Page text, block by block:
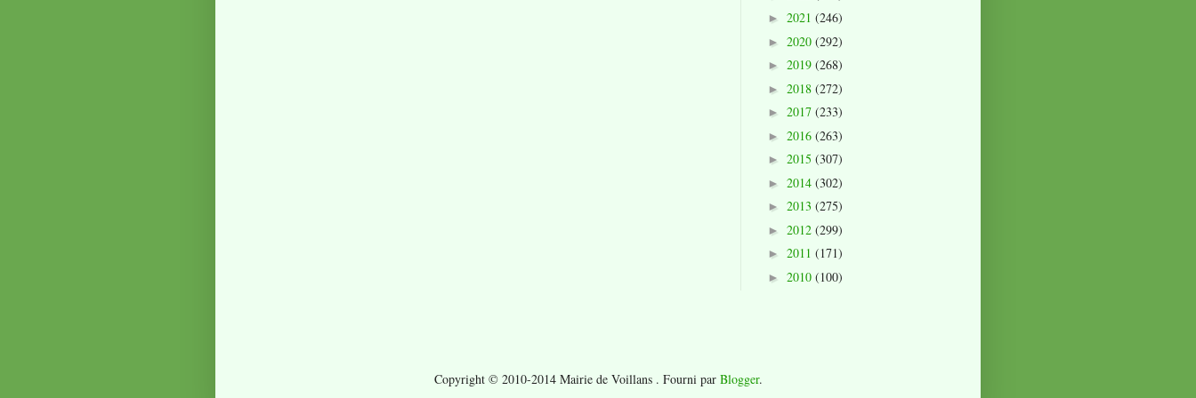
► 2021 (246)
► 2020 (292)
► 2019 (268)
► 2018 (272)
► 2017 (233)
► 2016 (263)
► 2015 (307)
► 2014 (302)
► 2013 (275)
► 2012 (299)
► 2011 (171)
► 2010 (100)
Copyright © 2010-2014 Mairie de Voillans . Fourni par Blogger.